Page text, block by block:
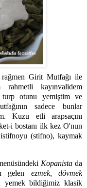
Girit Mutfağı ile
rahmetli kayınvalidem
turp otunu yemiştim ve
sadece bunlar
Kuzu etli arapsaçını
i bostanı ilk kez O'nun
istifnoyu (stifno), kaymak
Kopanista da
gelen ezmek, dövmek
yemek bildiğimiz klasik